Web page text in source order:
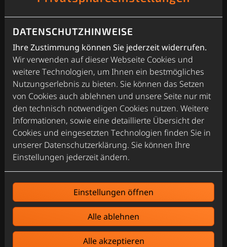
nach Auftragserteilung unvorhersehbare
Mehraufwände ergeben oder der Kunde
nachträgliche Änderungen einbringt.
Terminvereinbarung und Stornierung
Termine können per Telefon, E-Mail, WhatsApp
oder über das Kontaktformular auf der Website
vereinbart werden.
Storniert der Kunde einen Termin weniger als 24
Stunden vorher, wird die Anfahrtspauschale in
Rechnung gestellt.
Bei Stornierung eines bereits erteilten Auftrags
werden alle bis zu diesem Zeitpunkt angefallenen
Rechnung gestellt.
Eine Frist zur Leistungserbringung durch die Heizlöwe
GmbH besteht nicht.
DATENSCHUTZHINWEISE
Ihre Zustimmung können Sie jederzeit widerrufen.
Wir verwenden auf dieser Webseite Cookies und
weitere Technologien, um Ihnen ein bestmögliches
Nutzungserlebnis zu bieten. Sie können das Setzen
von Cookies auch ablehnen und unsere Seite nur mit
den technisch notwendigen Cookies nutzen. Weitere
Informationen, sowie eine detaillierte Übersicht der
Cookies und eingesetzten Technologien finden Sie in
unserer Datenschutzerklärung. Sie können Ihre
Einstellungen jederzeit ändern.
Einstellungen öffnen
Alle ablehnen
Alle akzeptieren